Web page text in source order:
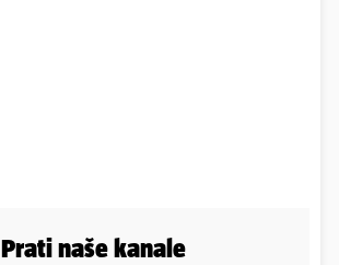
Prati naše kanale